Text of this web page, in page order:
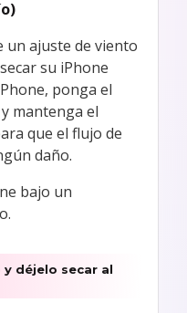
un ajuste de viento
su iPhone
ponga el
mantenga el
que el flujo de
daño.
bajo un
déjelo secar al